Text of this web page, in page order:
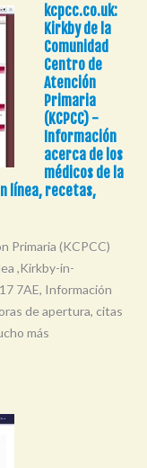
kcpcc.co.uk:
Kirkby de la
Comunidad
Centro de
Atención
Primaria
(KCPCC) -
Información
acerca de los
médicos de la
línea, recetas,
Primaria (KCPCC)
,Kirkby-in-
7AE, Información
de apertura, citas
más